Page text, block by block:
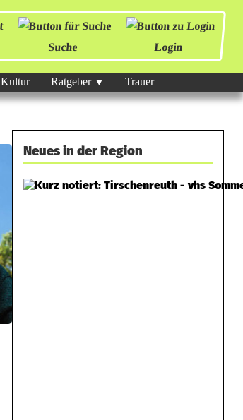
Suche Login
Kultur Ratgeber Trauer
Neues in der Region